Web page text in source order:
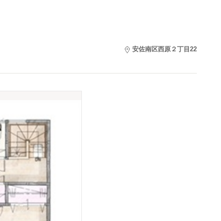
安佐南区西原２丁目22